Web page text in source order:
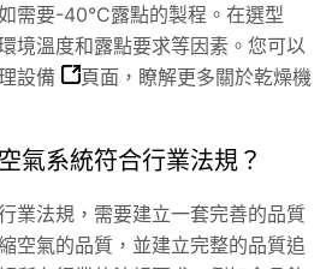
需要-40°C露點的製程。在選型
境溫度和露點要求等因素。您可以
設備
頁面，瞭解更多關於乾燥機
氣系統符合行業法規？
業法規，需要建立一套完善的品質
空氣的品質，並建立完整的品質追